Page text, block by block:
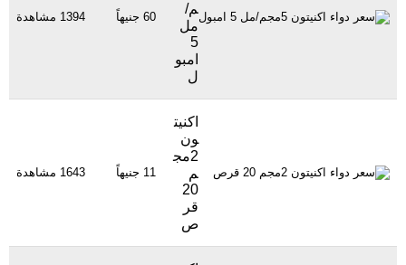
م/
مل
5
امبو
ل
60 جنيهاً 1394 مشاهدة
اكنيت
ون
2مج
م
20
قر
ص
11 جنيهاً 1643 مشاهدة